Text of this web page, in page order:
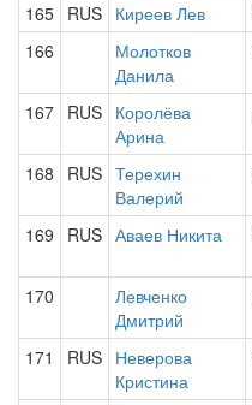
165 RUS Киреев Лев
166
Молотков
Данила
167 RUS Королёва
Арина
168 RUS Терехин
Валерий
169 RUS Аваев Никита
170
Левченко
Дмитрий
171 RUS Неверова
Кристина